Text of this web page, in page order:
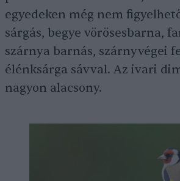
egyedeken még nem
sárgás, begye vörösesbarna,
szárnya barnás, szárnyvégei
élénksárga sávval. Az ivari
nagyon alacsony.